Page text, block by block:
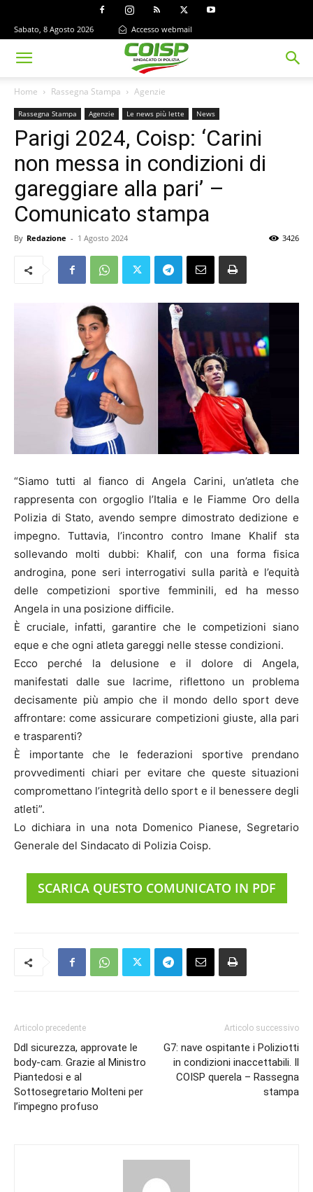
Sabato, 8 Agosto 2026 Accesso webmail
Home Rassegna Stampa Agenzie
Rassegna Stampa Agenzie Le news più lette News
Parigi 2024, Coisp: ‘Carini
non messa in condizioni di
gareggiare alla pari’ –
Comunicato stampa
By Redazione - 1 Agosto 2024 3426
“Siamo tutti al fianco di Angela Carini, un’atleta che
rappresenta con orgoglio l’Italia e le Fiamme Oro della
Polizia di Stato, avendo sempre dimostrato dedizione e
impegno. Tuttavia, l’incontro contro Imane Khalif sta
sollevando molti dubbi: Khalif, con una forma fisica
androgina, pone seri interrogativi sulla parità e l’equità
delle competizioni sportive femminili, ed ha messo
Angela in una posizione difficile.
È cruciale, infatti, garantire che le competizioni siano
eque e che ogni atleta gareggi nelle stesse condizioni.
Ecco perché la delusione e il dolore di Angela,
manifestati dalle sue lacrime, riflettono un problema
decisamente più ampio che il mondo dello sport deve
affrontare: come assicurare competizioni giuste, alla pari
e trasparenti?
È importante che le federazioni sportive prendano
provvedimenti chiari per evitare che queste situazioni
compromettano l’integrità dello sport e il benessere degli
atleti”.
Lo dichiara in una nota Domenico Pianese, Segretario
Generale del Sindacato di Polizia Coisp.
SCARICA QUESTO COMUNICATO IN PDF
Articolo precedente
Ddl sicurezza, approvate le
body-cam. Grazie al Ministro
Piantedosi e al
Sottosegretario Molteni per
l’impegno profuso
Articolo successivo
G7: nave ospitante i Poliziotti
in condizioni inaccettabili. Il
COISP querela – Rassegna
stampa